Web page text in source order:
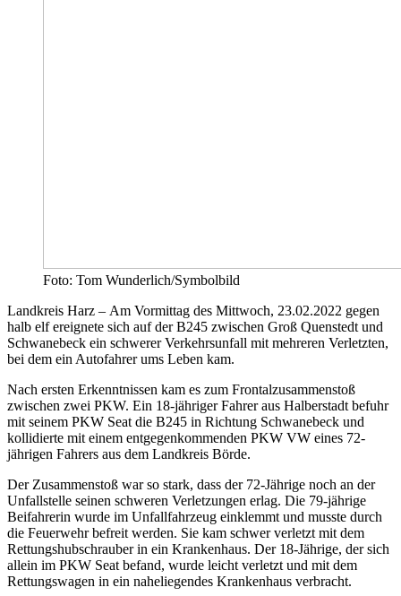
Foto: Tom Wunderlich/Symbolbild
Landkreis Harz – Am Vormittag des Mittwoch, 23.02.2022 gegen
halb elf ereignete sich auf der B245 zwischen Groß Quenstedt und
Schwanebeck ein schwerer Verkehrsunfall mit mehreren Verletzten,
bei dem ein Autofahrer ums Leben kam.
Nach ersten Erkenntnissen kam es zum Frontalzusammenstoß
zwischen zwei PKW. Ein 18-jähriger Fahrer aus Halberstadt befuhr
mit seinem PKW Seat die B245 in Richtung Schwanebeck und
kollidierte mit einem entgegenkommenden PKW VW eines 72-
jährigen Fahrers aus dem Landkreis Börde.
Der Zusammenstoß war so stark, dass der 72-Jährige noch an der
Unfallstelle seinen schweren Verletzungen erlag. Die 79-jährige
Beifahrerin wurde im Unfallfahrzeug einklemmt und musste durch
die Feuerwehr befreit werden. Sie kam schwer verletzt mit dem
Rettungshubschrauber in ein Krankenhaus. Der 18-Jährige, der sich
allein im PKW Seat befand, wurde leicht verletzt und mit dem
Rettungswagen in ein naheliegendes Krankenhaus verbracht.